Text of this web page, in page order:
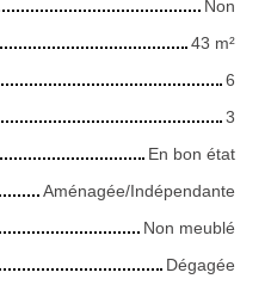
Non
43 m²
6
3
En bon état
Aménagée/Indépendante
Non meublé
Dégagée